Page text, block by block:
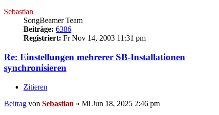
Sebastian
SongBeamer Team
Beiträge: 6386
Registriert: Fr Nov 14, 2003 11:31 pm
Re: Einstellungen mehrerer SB-Installationen
synchronisieren
Zitieren
Beitrag von Sebastian » Mi Jun 18, 2025 2:46 pm